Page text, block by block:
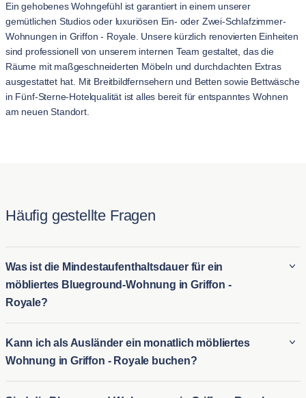
Ein gehobenes Wohngefühl ist garantiert in einem unserer
gemütlichen Studios oder luxuriösen Ein- oder Zwei-Schlafzimmer-
Wohnungen in Griffon - Royale. Unsere kürzlich renovierten Einheiten
sind professionell von unserem internen Team gestaltet, das die
Räume mit maßgeschneiderten Möbeln und durchdachten Extras
ausgestattet hat. Mit Breitbildfernsehern und Betten sowie Bettwäsche
in Fünf-Sterne-Hotelqualität ist alles bereit für entspanntes Wohnen
am neuen Standort.
Häufig gestellte Fragen
Was ist die Mindestaufenthaltsdauer für ein
möbliertes Blueground-Wohnung in Griffon -
Royale?
in Griffon - Royale beträgt in der Regel 2 Nacht. Dies macht es
ideal für sowohl langfristige möblierte Vermietungen in Griffon
- Royale als auch für kurzfristige Wohnmöglichkeiten für
Kann ich als Ausländer ein monatlich möbliertes
Wohnung in Griffon - Royale buchen?